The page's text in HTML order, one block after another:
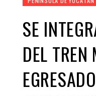
SE
DEL TREN